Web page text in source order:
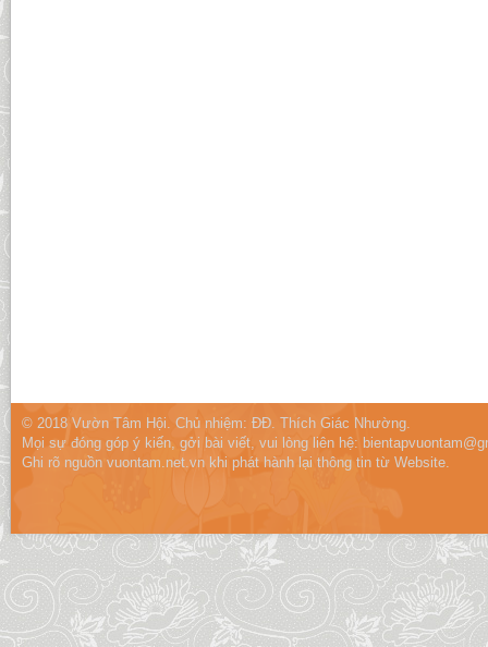
© 2018 Vườn Tâm Hội. Chủ nhiệm: ĐĐ. Thích Giác Nhường.
Mọi sự đóng góp ý kiến, gởi bài viết, vui lòng liên hệ:
Ghi rõ nguồn vuontam.net.vn khi phát hành lại thông tin từ Website.